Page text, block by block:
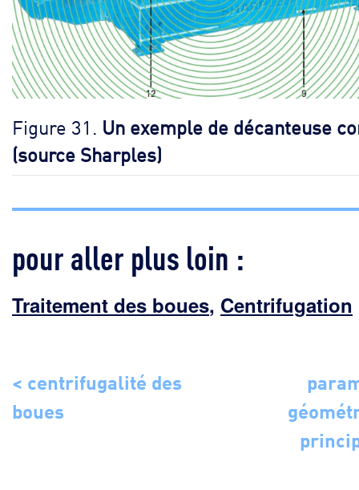
Figure 31. Un exemple de décanteuse
(source Sharples)
pour aller plus loin :
Traitement des boues, Centrifugation
< centrifugalité des
boues